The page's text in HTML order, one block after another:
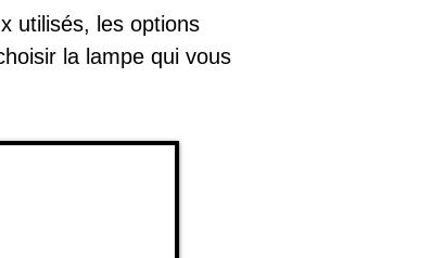
utilisés, les options
la lampe qui vous